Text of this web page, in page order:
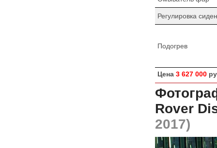
Регулировка
Подогрев
Цена 3 627 000
Rover
2017)